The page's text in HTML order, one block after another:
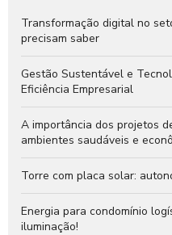
Transformação digital no
precisam saber
Gestão Sustentável e
Eficiência Empresarial
A importância dos projetos
ambientes saudáveis e
Torre com placa solar:
Energia para condomínio
iluminação!